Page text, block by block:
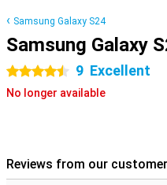
Samsung Galaxy S24
Samsung Galaxy
4.5 stars 9 Excellent
No longer available
Reviews from our